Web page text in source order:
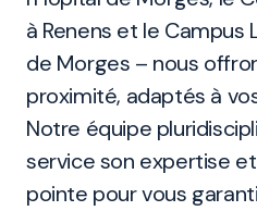
à Renens et le Campus
de Morges – nous
proximité, adaptés à
Notre équipe
service son expertise
pointe pour vous